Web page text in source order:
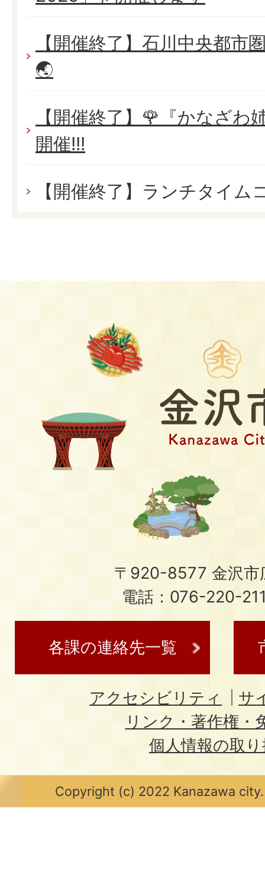
【開催終了】石川中央都
🌏
【開催終了】🌹『かなざわ
開催!!!
【開催終了】ランチタイム
〒920-8577 金沢市
電話：076-220-
各課の連絡先一覧
アクセシビリティ
サ
リンク・著作権・
個人情報の取
Copyright (c) 2022 Kanazawa